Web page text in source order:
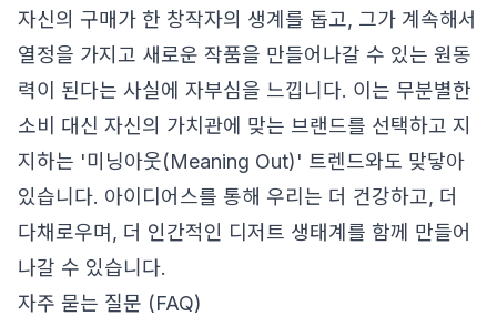
자신의 구매가 한 창작자의 생계를 돕고, 그가 계속해서
열정을 가지고 새로운 작품을 만들어나갈 수 있는 원동
력이 된다는 사실에 자부심을 느낍니다. 이는 무분별한
소비 대신 자신의 가치관에 맞는 브랜드를 선택하고 지
지하는 '미닝아웃(Meaning Out)' 트렌드와도 맞닿아
있습니다. 아이디어스를 통해 우리는 더 건강하고, 더
다채로우며, 더 인간적인 디저트 생태계를 함께 만들어
나갈 수 있습니다.
자주 묻는 질문 (FAQ)